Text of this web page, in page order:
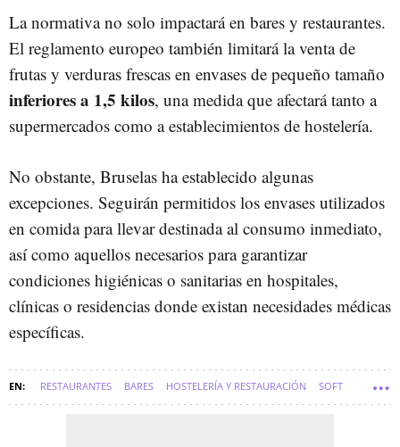
La normativa no solo impactará en bares y restaurantes.
El reglamento europeo también limitará la venta de
frutas y verduras frescas en envases de pequeño tamaño
inferiores a 1,5 kilos, una medida que afectará tanto a
supermercados como a establecimientos de hostelería.
No obstante, Bruselas ha establecido algunas
excepciones. Seguirán permitidos los envases utilizados
en comida para llevar destinada al consumo inmediato,
así como aquellos necesarios para garantizar
condiciones higiénicas o sanitarias en hospitales,
clínicas o residencias donde existan necesidades médicas
específicas.
RESTAURANTES BARES HOSTELERÍA Y RESTAURACIÓN SOFT